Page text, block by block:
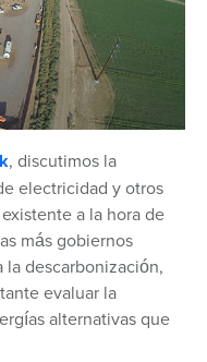
, discutimos la
electricidad y otros
a la hora de
más gobiernos
la descarbonización,
evaluar la
alternativas que